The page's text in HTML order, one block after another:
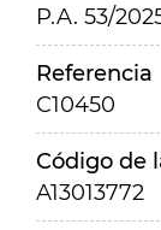
P.A. 53/
Referencia
C10450
Código de
A13013772